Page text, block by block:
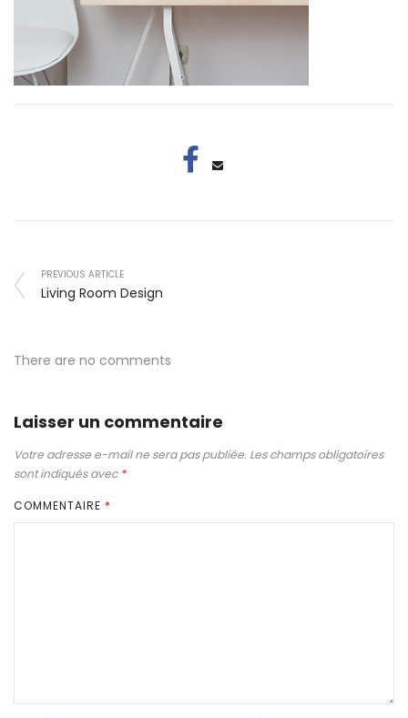
PREVIOUS ARTICLE
Living Room Design
There are no comments
Laisser un commentaire
Votre adresse e-mail ne sera pas publiée. Les champs obligatoires
sont indiqués avec *
COMMENTAIRE *